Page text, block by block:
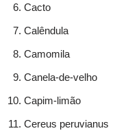
Cacto
Calêndula
Camomila
Canela-de-velho
Capim-limão
Cereus peruvianus